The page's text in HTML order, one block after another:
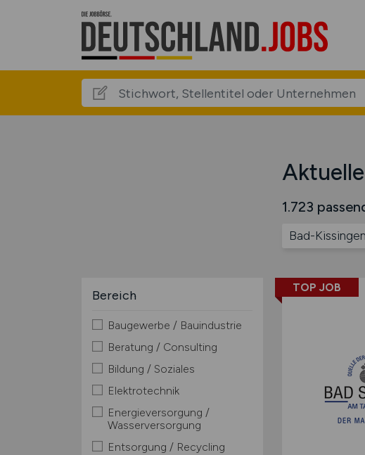
1.723
Bad-Kissingen
Bereich
Baugewerbe / Bauindustrie
Beratung / Consulting
Bildung / Soziales
Elektrotechnik
Energieversorgung /
Wasserversorgung
Entsorgung / Recycling
TOP JOB